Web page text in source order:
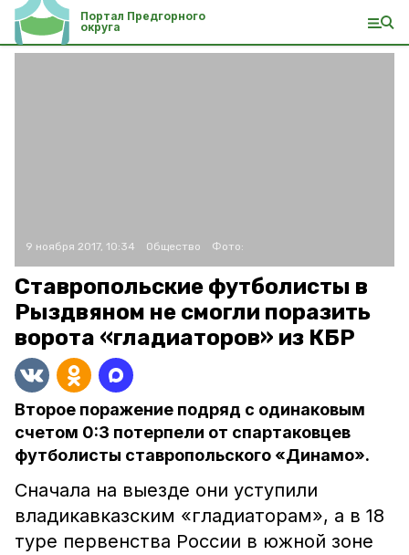
Портал Предгорного
округа
9 ноября 2017, 10:34 Общество Фото:
Ставропольские футболисты в
Рыздвяном не смогли поразить
ворота «гладиаторов» из КБР
Второе поражение подряд с одинаковым
счетом 0:3 потерпели от спартаковцев
футболисты ставропольского «Динамо».
Сначала на выезде они уступили
владикавказским «гладиаторам», а в 18
туре первенства России в южной зоне